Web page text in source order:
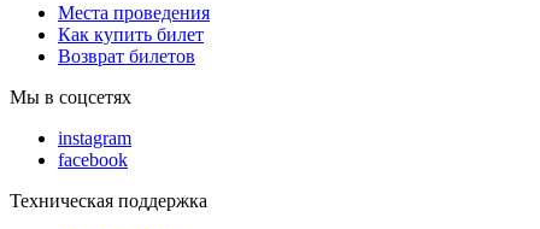
Места проведения
Как купить билет
Возврат билетов
Мы в соцсетях
instagram
facebook
Техническая поддержка